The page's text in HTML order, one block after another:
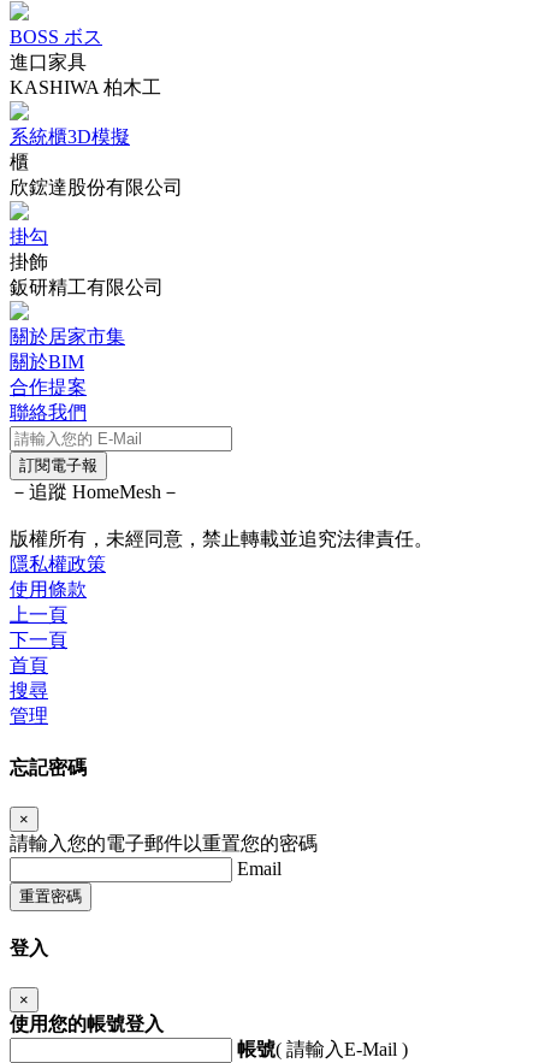
BOSS ボス
進口家具
KASHIWA 柏木工
系統櫃3D模擬
櫃
欣鋐達股份有限公司
掛勾
掛飾
鈑研精工有限公司
關於居家市集
關於BIM
合作提案
聯絡我們
訂閱電子報
－追蹤 HomeMesh－
版權所有，未經同意，禁止轉載並追究法律責任。
隱私權政策
使用條款
上一頁
下一頁
首頁
搜尋
管理
忘記密碼
×
請輸入您的電子郵件以重置您的密碼
Email
重置密碼
登入
×
使用您的帳號登入
帳號( 請輸入E-Mail )